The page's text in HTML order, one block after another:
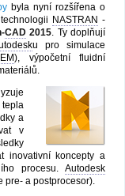
byla nyní rozšířena o
NASTRAN -
CAD2015 . Ty doplňují
u pro simulace
), výpočetní fluidní
a
v
inovativní koncepty a
procesu. Autodesk
a postprocesor).